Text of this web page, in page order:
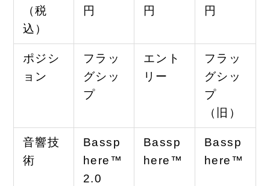
（税
込）
円
円
円
ポジシ
ョン
フラッ
グシッ
プ
エント
リー
フラッ
グシッ
プ
（旧）
音響技
術
Bassp
here™
2.0
Bassp
here™
Bassp
here™